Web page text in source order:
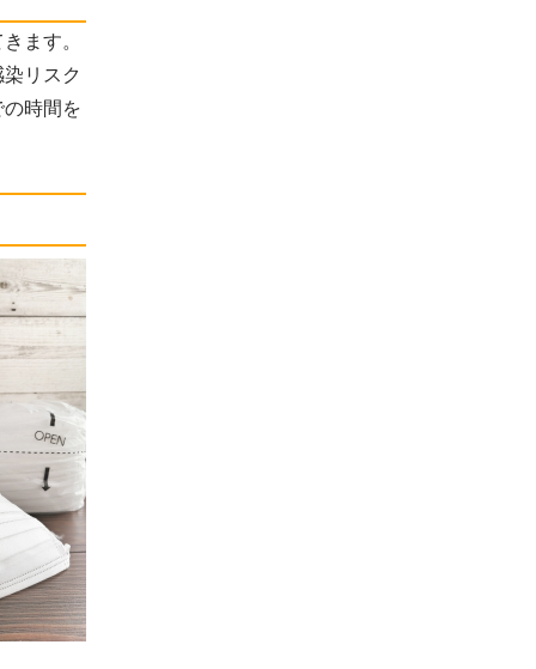
ます。
リスク
時間を